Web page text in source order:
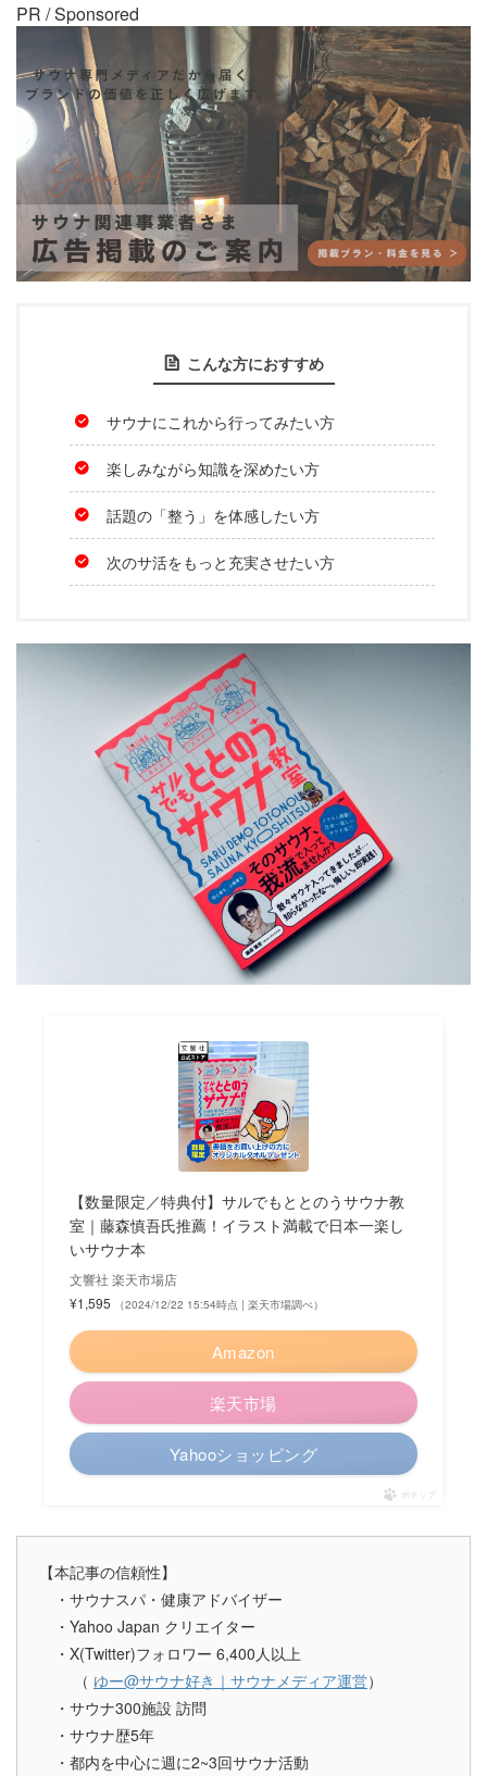
PR / Sponsored
こんな方におすすめ
サウナにこれから行ってみたい方
楽しみながら知識を深めたい方
話題の「整う」を体感したい方
次のサ活をもっと充実させたい方
【数量限定／特典付】サルでもととのうサウナ教
室｜藤森慎吾氏推薦！イラスト満載で日本一楽し
いサウナ本
文響社 楽天市場店
¥1,595
（2024/12/22 15:54時点 | 楽天市場調べ）
Amazon
楽天市場
Yahooショッピング
ポチップ
【本記事の信頼性】
・サウナスパ・健康アドバイザー
・Yahoo Japan クリエイター
・X(Twitter)フォロワー 6,400人以上
（ ゆー@サウナ好き｜サウナメディア運営）
・サウナ300施設 訪問
・サウナ歴5年
・都内を中心に週に2~3回サウナ活動